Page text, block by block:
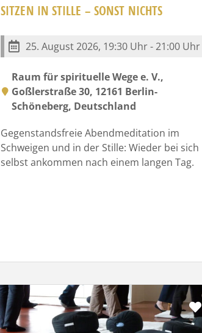
SITZEN IN STILLE – SONST NICHTS
25. August 2026, 19:30 Uhr - 21:00 Uhr
Raum für spirituelle Wege e. V.,
Goßlerstraße 30, 12161 Berlin-
Schöneberg, Deutschland
Gegenstandsfreie Abendmeditation im
Schweigen und in der Stille: Wieder bei sich
selbst ankommen nach einem langen Tag.